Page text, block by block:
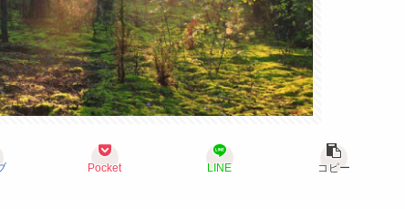
Pocket LINE コピー